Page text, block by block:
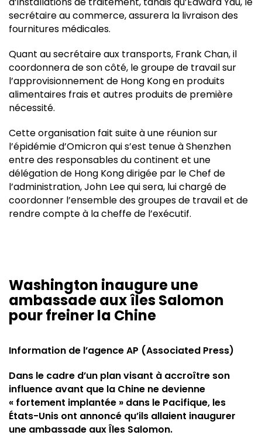
secrétaire au commerce, assurera la livraison des
fournitures médicales.
Quant au secrétaire aux transports, Frank Chan, il
coordonnera de son côté, le groupe de travail sur
l’approvisionnement de Hong Kong en produits
alimentaires frais et autres produits de première
nécessité.
Cette organisation fait suite à une réunion sur
l’épidémie d’Omicron qui s’est tenue à Shenzhen
entre des responsables du continent et une
délégation de Hong Kong dirigée par le Chef de
l’administration, John Lee qui sera, lui chargé de
coordonner l’ensemble des groupes de travail et de
rendre compte à la cheffe de l’exécutif.
Washington inaugure une
ambassade aux îles Salomon
pour freiner la Chine
Information de l’agence AP (Associated Press)
Dans le cadre d’un plan visant à accroître son
influence avant que la Chine ne devienne
« fortement implantée » dans le Pacifique, les
États-Unis ont annoncé qu’ils allaient inaugurer
une ambassade aux Îles Salomon.